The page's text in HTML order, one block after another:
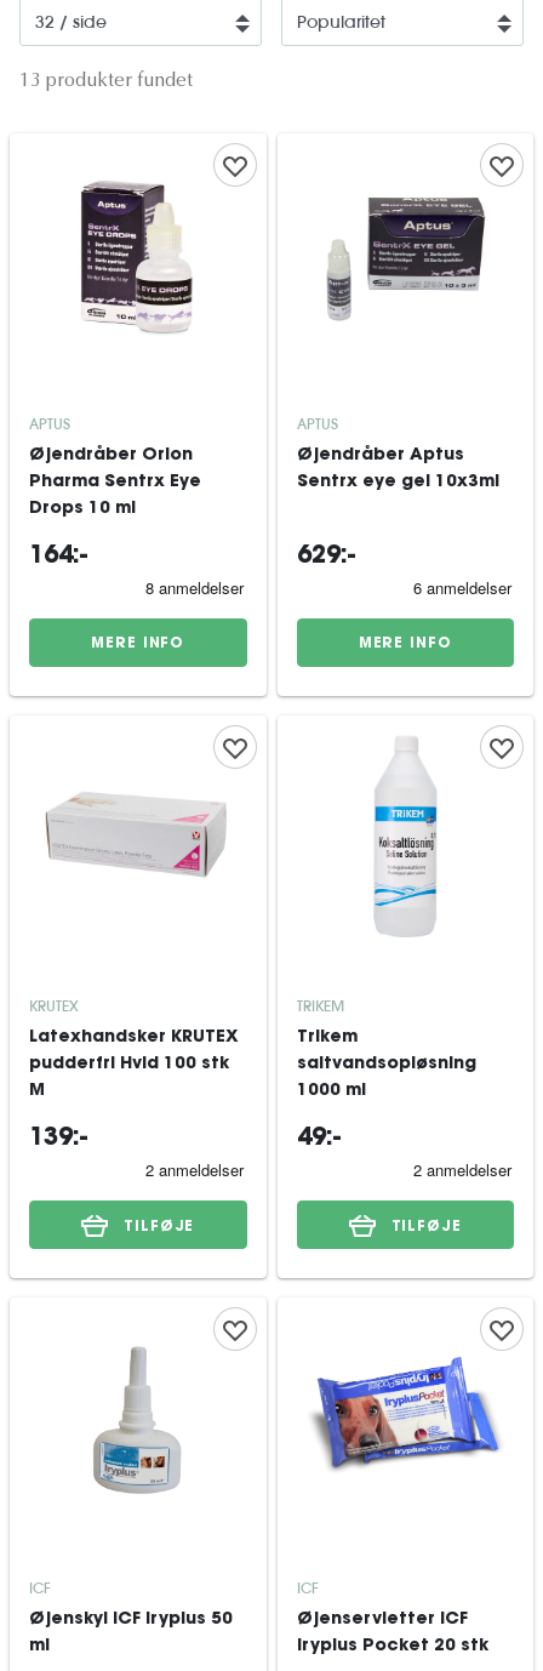
13 produkter fundet
APTUS
Øjendråber Orion
Pharma Sentrx Eye
Drops 10 ml
164:-
MERE INFO
APTUS
Øjendråber Aptus
Sentrx eye gel 10x3ml
629:-
MERE INFO
KRUTEX
Latexhandsker KRUTEX
pudderfri Hvid 100 stk
M
139:-
TILFØJE
TRIKEM
Trikem
saltvandsopløsning
1000 ml
49:-
TILFØJE
ICF
Øjenskyl ICF Iryplus 50
ml
ICF
Øjenservietter ICF
Iryplus Pocket 20 stk